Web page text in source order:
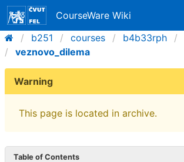
CourseWare Wiki
b251
courses b4b33rph
veznovo_dilema
Warning
This page is located in archive.
Table of Contents